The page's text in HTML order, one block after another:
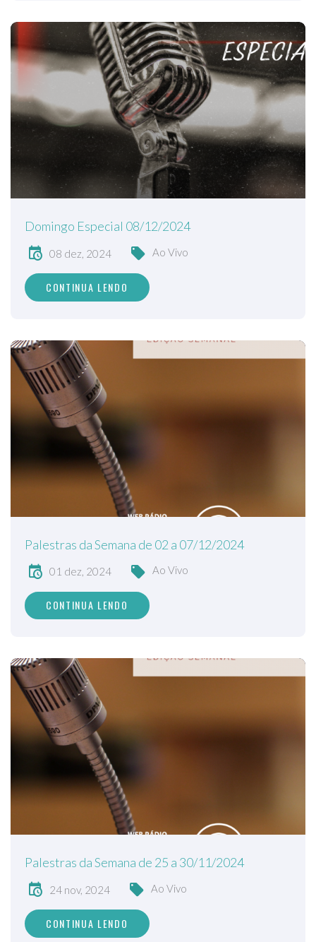
Domingo Especial 08/12/2024
08 dez, 2024 Ao Vivo
CONTINUA LENDO
Palestras da Semana de 02 a 07/12/2024
01 dez, 2024 Ao Vivo
CONTINUA LENDO
Palestras da Semana de 25 a 30/11/2024
24 nov, 2024 Ao Vivo
CONTINUA LENDO